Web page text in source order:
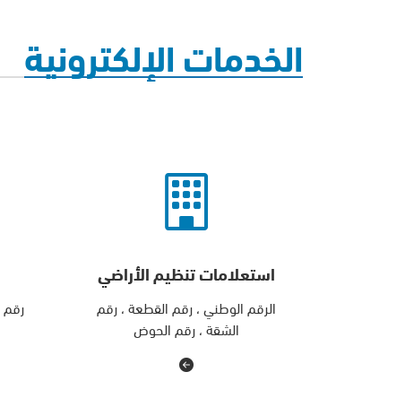
الخدمات الإلكترونية
استعلامات تنظيم الأراضي
الرقم الوطني ، رقم القطعة ، رقم
الشقة ، رقم الحوض